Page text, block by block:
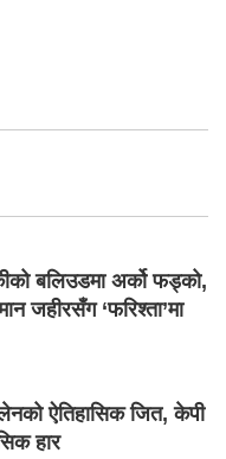
बलिउडमा अर्को फड्को,
जहीरसँग ‘फरिश्ता’मा
ऐतिहासिक जित, केपी
हार